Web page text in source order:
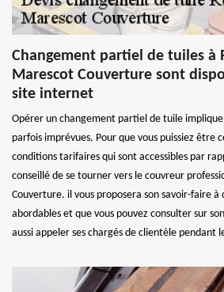
Changement partiel de tuiles à
Marescot Couverture sont
site internet
Opérer un changement partiel de tuile implique
parfois imprévues. Pour que vous puissiez être
conditions tarifaires qui sont accessibles par
conseillé de se tourner vers le couvreur
Couverture. il vous proposera son savoir-faire à
abordables et que vous pouvez consulter sur
aussi appeler ses chargés de clientèle pendant